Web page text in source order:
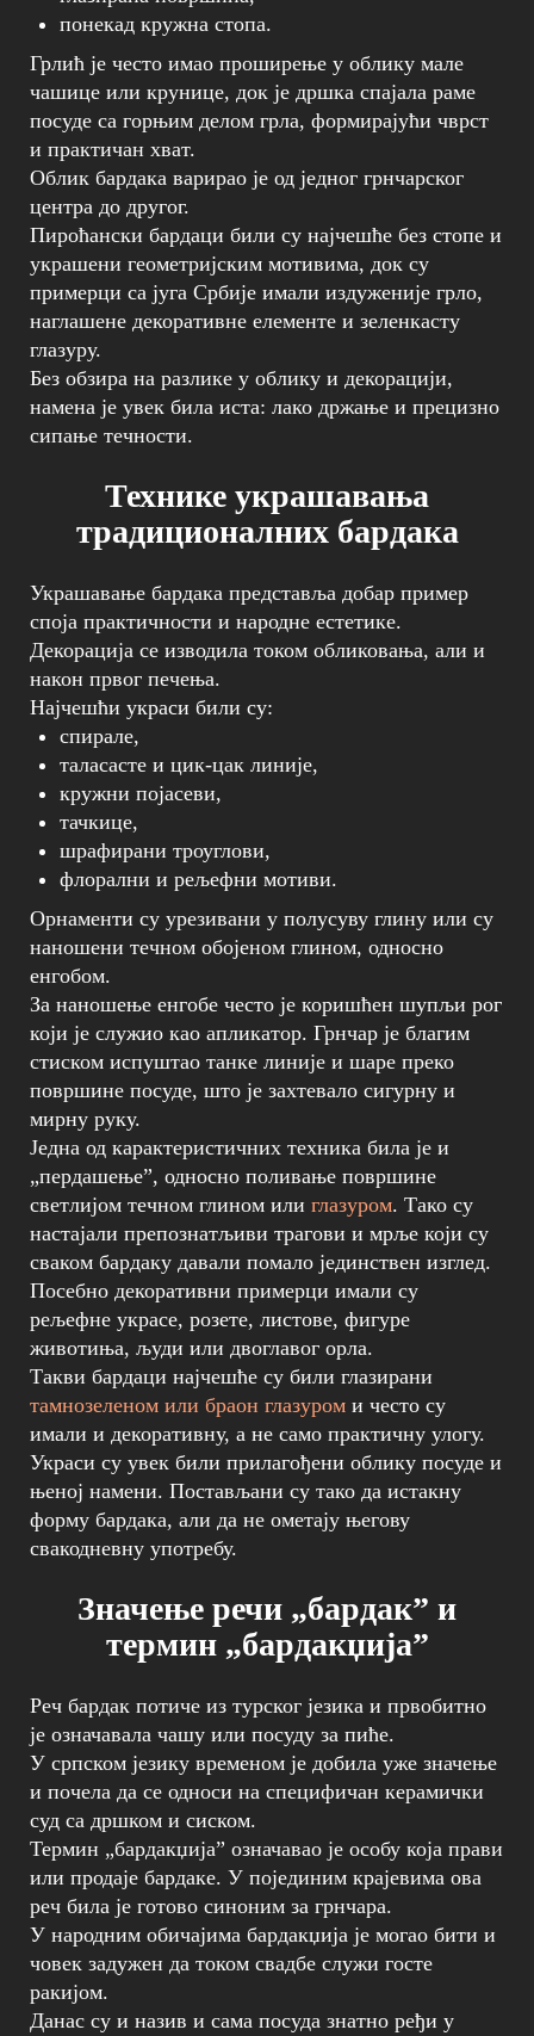
понекад кружна стопа.
Грлић је често имао проширење у облику мале
чашице или крунице, док је дршка спајала раме
посуде са горњим делом грла, формирајући чврст
и практичан хват.
Облик бардака варирао је од једног грнчарског
центра до другог.
Пироћански бардаци били су најчешће без стопе и
украшени геометријским мотивима, док су
примерци са југа Србије имали издуженије грло,
наглашене декоративне елементе и зеленкасту
глазуру.
Без обзира на разлике у облику и декорацији,
намена је увек била иста: лако држање и прецизно
сипање течности.
Технике украшавања
традиционалних бардака
Украшавање бардака представља добар пример
споја практичности и народне естетике.
Декорација се изводила током обликовања, али и
након првог печења.
Најчешћи украси били су:
спирале,
таласасте и цик-цак линије,
кружни појасеви,
тачкице,
шрафирани троуглови,
флорални и рељефни мотиви.
Орнаменти су урезивани у полусуву глину или су
наношени течном обојеном глином, односно
енгобом.
За наношење енгобе често је коришћен шупљи рог
који је служио као апликатор. Грнчар је благим
стиском испуштао танке линије и шаре преко
површине посуде, што је захтевало сигурну и
мирну руку.
Једна од карактеристичних техника била је и
„пердашење”, односно поливање површине
светлијом течном глином или глазуром. Тако су
настајали препознатљиви трагови и мрље који су
сваком бардаку давали помало јединствен изглед.
Посебно декоративни примерци имали су
рељефне украсе, розете, листове, фигуре
животиња, људи или двоглавог орла.
Такви бардаци најчешће су били глазирани
тамнозеленом или браон глазуром и често су
имали и декоративну, а не само практичну улогу.
Украси су увек били прилагођени облику посуде и
њеној намени. Постављани су тако да истакну
форму бардака, али да не ометају његову
свакодневну употребу.
Значење речи „бардак” и
термин „бардакџија”
Реч бардак потиче из турског језика и првобитно
је означавала чашу или посуду за пиће.
У српском језику временом је добила уже значење
и почела да се односи на специфичан керамички
суд са дршком и сиском.
Термин „бардакџија” означавао је особу која прави
или продаје бардаке. У појединим крајевима ова
реч била је готово синоним за грнчара.
У народним обичајима бардакџија је могао бити и
човек задужен да током свадбе служи госте
ракијом.
Данас су и назив и сама посуда знатно ређи у